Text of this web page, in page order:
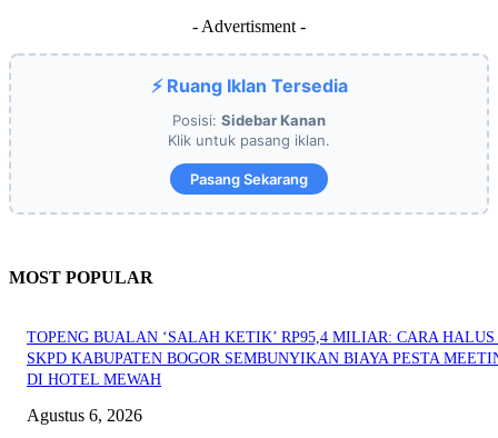
- Advertisment -
⚡ Ruang Iklan Tersedia
Posisi: Sidebar Kanan
Klik untuk pasang iklan.
Pasang Sekarang
MOST POPULAR
TOPENG BUALAN ‘SALAH KETIK’ RP95,4 MILIAR: CARA HALUS
SKPD KABUPATEN BOGOR SEMBUNYIKAN BIAYA PESTA
DI HOTEL MEWAH
Agustus 6, 2026